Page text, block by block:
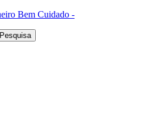
Bem Cuidado -